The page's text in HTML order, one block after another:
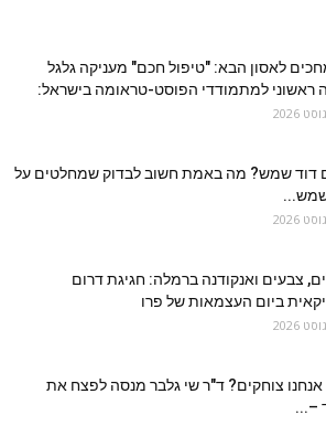
לאסון הבא: "טיפול חכם" מעניקה גלגל
ראשוני למתמודדי הפוסט-טראומה בישראל:
דוד שמש? מה באמת חשוב לבדוק שמחלטים על
צבעים ואנקודנה ברמלה: חגיגת דרום
ביום העצמאות של פרו
צוחקים? ד"ר שי גלבר מנסה לפצח את
–...